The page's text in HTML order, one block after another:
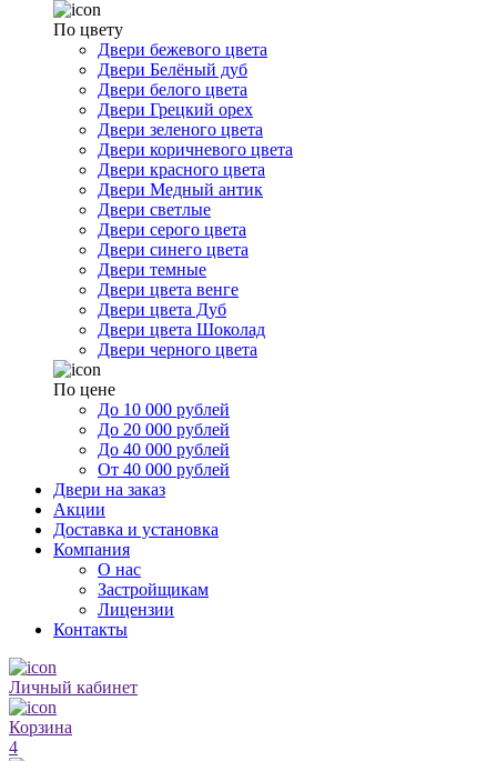
По цвету
Двери бежевого цвета
Двери Белёный дуб
Двери белого цвета
Двери Грецкий орех
Двери зеленого цвета
Двери коричневого цвета
Двери красного цвета
Двери Медный антик
Двери светлые
Двери серого цвета
Двери синего цвета
Двери темные
Двери цвета венге
Двери цвета Дуб
Двери цвета Шоколад
Двери черного цвета
По цене
До 10 000 рублей
До 20 000 рублей
До 40 000 рублей
От 40 000 рублей
Двери на заказ
Акции
Доставка и установка
Компания
О нас
Застройщикам
Лицензии
Контакты
Личный кабинет
Корзина
4